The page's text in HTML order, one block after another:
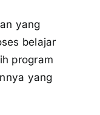
yang
belajar
program
yang